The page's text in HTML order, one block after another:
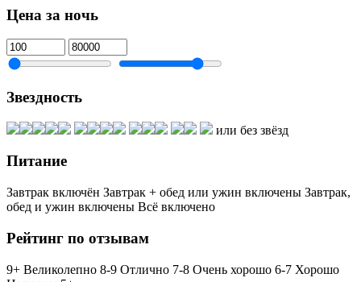
Цена за ночь
Звездность
или без звёзд
Питание
Завтрак включён Завтрак + обед или ужин включены Завтрак,
обед и ужин включены Всё включено
Рейтинг по отзывам
9+ Великолепно 8-9 Отлично 7-8 Очень хорошо 6-7 Хорошо